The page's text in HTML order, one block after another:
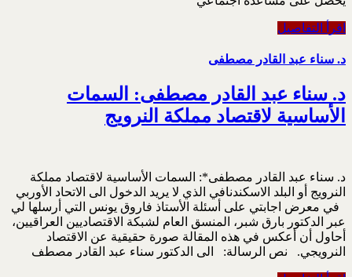
اقرأ التفاصيل
د. سناء عبد القادر مصطفى
د. سناء عبد القادر مصطفى: السمات
الأساسية لاقتصاد مملكة النرويج
د. سناء عبد القادر مصطفى*: السمات الأساسية لاقتصاد مملكة
النرويج أو البلد الاسكندنافي الذي لا يريد الدخول الى الاتحاد الأوربي
في معرض اجابتي على أسئلة الأستاذ فاروق يونس التي أرسلها لي
عبر الدكتور بارق شبر، المنسق العام لشبكة الاقتصاديين العراقيين،
أحاول أن أعكس في هذه المقالة صورة حقيقية عن الاقتصاد
النرويجي. نص الرسالة: الى الدكتور سناء عبد القادر مصطف